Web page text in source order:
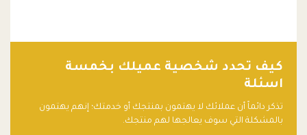
كيف تحدد شخصية عميلك بخمسة
اسئلة
تذكر دائماً أن عملائك لا يهتمون بمنتجك أو خدمتك؛ إنهم يهتمون
بالمشكلة التي سوف يعالجها لهم منتجك.